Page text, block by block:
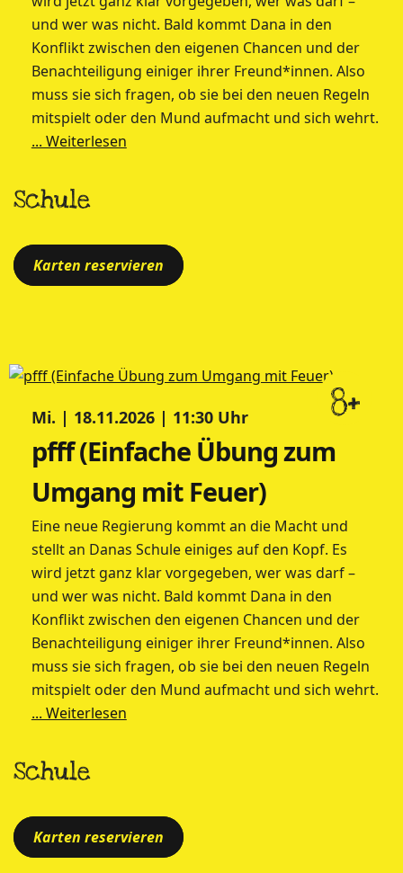
und wer was nicht. Bald kommt Dana in den
Konflikt zwischen den eigenen Chancen und der
Benachteiligung einiger ihrer Freund*innen. Also
muss sie sich fragen, ob sie bei den neuen Regeln
mitspielt oder den Mund aufmacht und sich wehrt.
... Weiterlesen
Schule
Karten reservieren
8+
Mi. | 18.11.2026 | 11:30 Uhr
pfff (Einfache Übung zum
Umgang mit Feuer)
Eine neue Regierung kommt an die Macht und
stellt an Danas Schule einiges auf den Kopf. Es
wird jetzt ganz klar vorgegeben, wer was darf –
und wer was nicht. Bald kommt Dana in den
Konflikt zwischen den eigenen Chancen und der
Benachteiligung einiger ihrer Freund*innen. Also
muss sie sich fragen, ob sie bei den neuen Regeln
mitspielt oder den Mund aufmacht und sich wehrt.
... Weiterlesen
Schule
Karten reservieren